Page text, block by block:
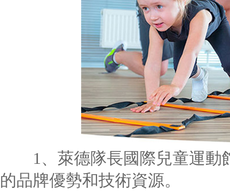
1、萊德隊長國際兒童運動
的品牌優勢和技術資源。